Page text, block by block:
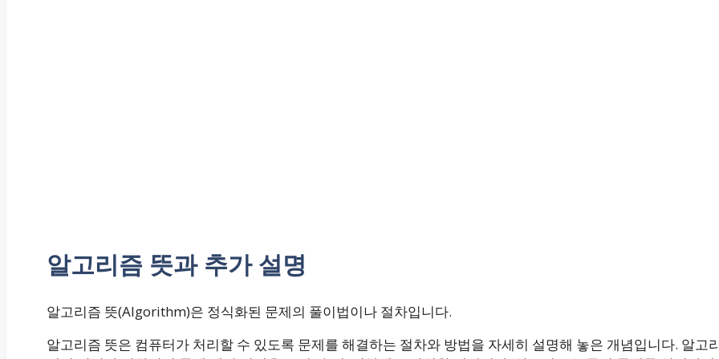
알고리즘 뜻과 추가 설명
알고리즘 뜻(Algorithm)은 정식화된 문제의 풀이법이나 절차입니다.
알고리즘 뜻은 컴퓨터가 처리할 수 있도록 문제를 해결하는 절차와 방법을 자세히 설명해 놓은 개념입니다. 알고